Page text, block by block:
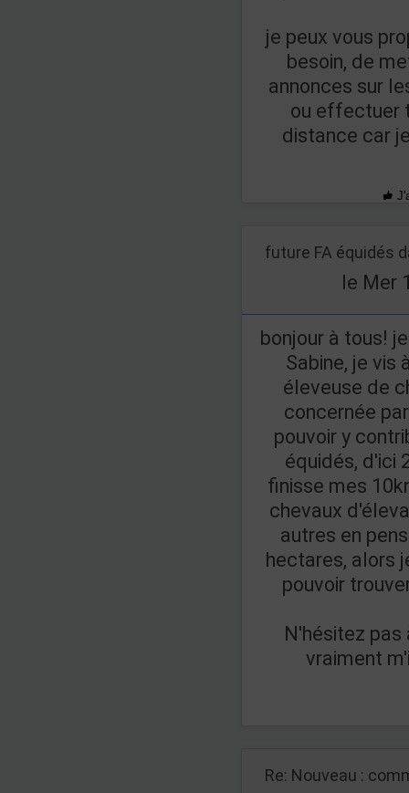
je peux vous
besoin, de
annonces sur
ou effectuer
distance car
future FA équidés
le Mer
bonjour à tous!
Sabine, je vis
éleveuse de
concernée
pouvoir y
équidés, d'ici
finisse mes
chevaux
autres en
hectares, alors
pouvoir
N'hésitez
vraiment
Re: Nouveau :